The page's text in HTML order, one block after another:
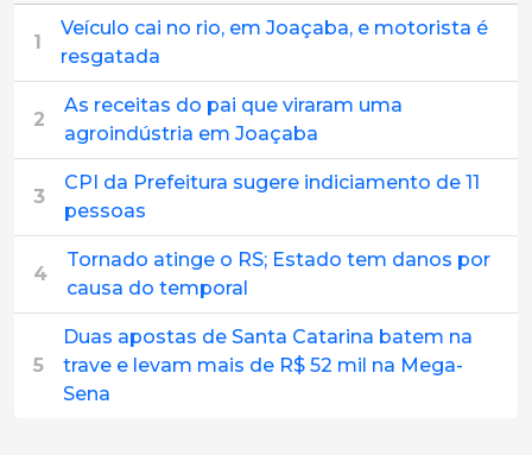
1
Veículo cai no rio, em Joaçaba, e motorista é
resgatada
2
As receitas do pai que viraram uma
agroindústria em Joaçaba
3
CPI da Prefeitura sugere indiciamento de 11
pessoas
4
Tornado atinge o RS; Estado tem danos por
causa do temporal
5
Duas apostas de Santa Catarina batem na
trave e levam mais de R$ 52 mil na Mega-
Sena